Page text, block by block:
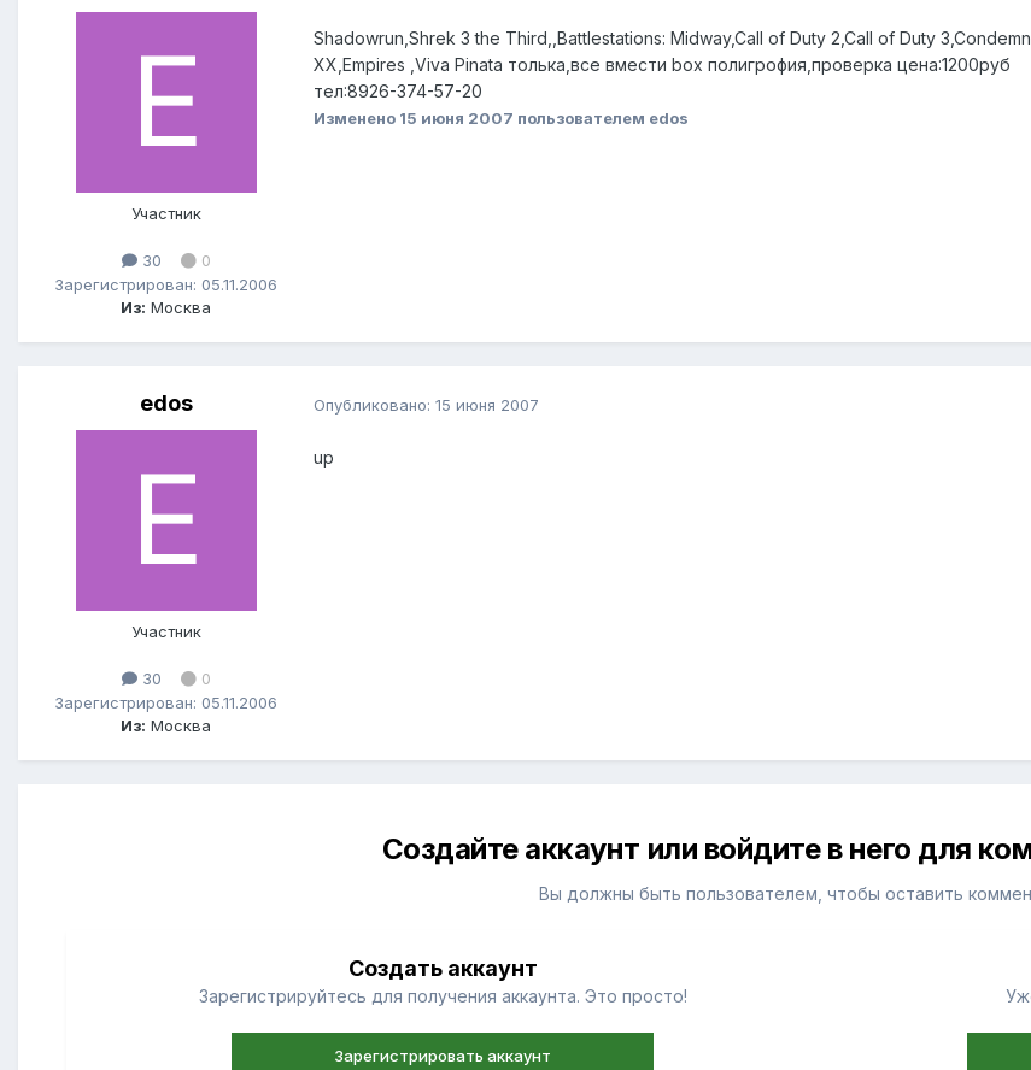
Участник
30
0
Зарегистрирован: 05.11.2006
Из: Москва
Shadowrun,Shrek 3 the Third,,Battlestations: Midway,Call of Duty 2,Call of Duty
XX,Empires ,Viva Pinata толька,все вмести box полигрофия,проверка цена:1200руб
тел:8926-374-57-20
Изменено 15 июня 2007 пользователем edos
edos
Участник
30
0
Зарегистрирован: 05.11.2006
Из: Москва
Опубликовано: 15 июня 2007
up
Создайте аккаунт или войдите в него для
Вы должны быть пользователем, чтобы оставить
Создать аккаунт
Зарегистрируйтесь для получения аккаунта. Это просто!
Зарегистрировать аккаунт